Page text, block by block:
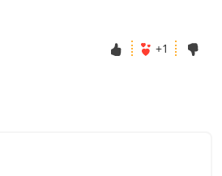
+1